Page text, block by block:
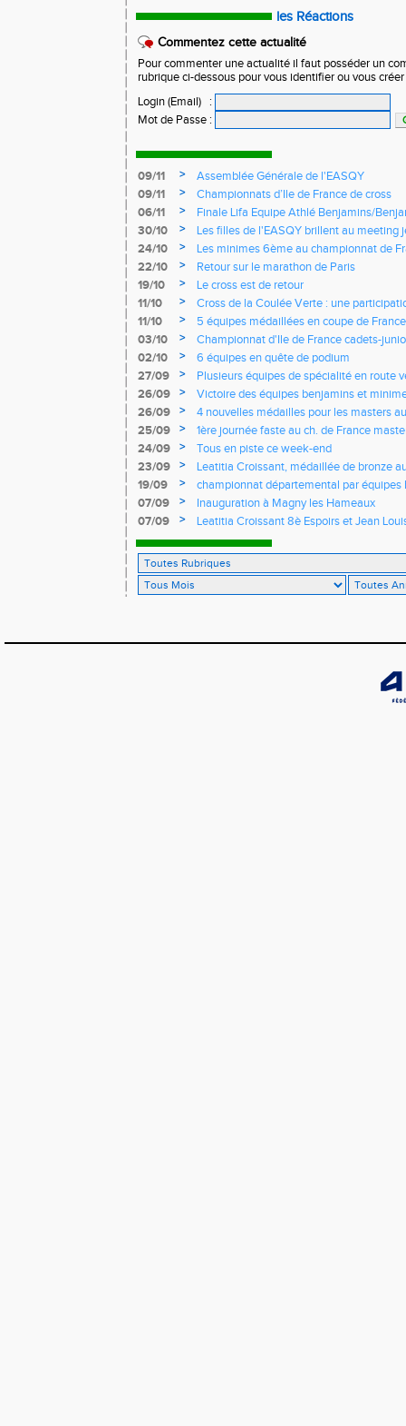
les Réactions
Commentez cette actualité
Pour commenter une actualité il faut posséder un
rubrique ci-dessous pour vous identifier ou vous
Login (Email)
:
Mot de Passe :
09/11 >
Assemblée Générale de l'EASQY
09/11
>
Championnats d’Ile de France de cross
06/11
>
Finale Lifa Equipe Athlé Benjamins/
30/10
>
Les filles de l'EASQY brillent au meeting
records du club battus
24/10 >
Les minimes 6ème au championnat de
22/10
>
Retour sur le marathon de Paris
19/10
>
Le cross est de retour
11/10
>
Cross de la Coulée Verte : une
Rendez-vous !
11/10 >
5 équipes médaillées en coupe de France
03/10
>
Championnat d'Ile de France cadets-
l'EASQY victorieuses
02/10 >
6 équipes en quête de podium
27/09
>
Plusieurs équipes de spécialité en route
France
26/09 >
Victoire des équipes benjamins et
Yvelines
26/09 >
4 nouvelles médailles pour les masters
25/09
>
1ère journée faste au ch. de France
d'argent
24/09 >
Tous en piste ce week-end
23/09
>
Leatitia Croissant, médaillée de bronze
de course de montagne
19/09 >
championnat départemental par
07/09
>
Inauguration à Magny les Hameaux
07/09
>
Leatitia Croissant 8è Espoirs et Jean